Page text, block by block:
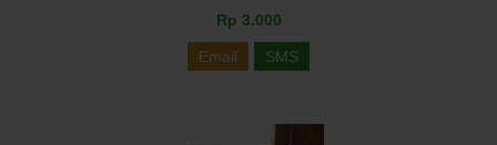
Rp 3.000
Email SMS